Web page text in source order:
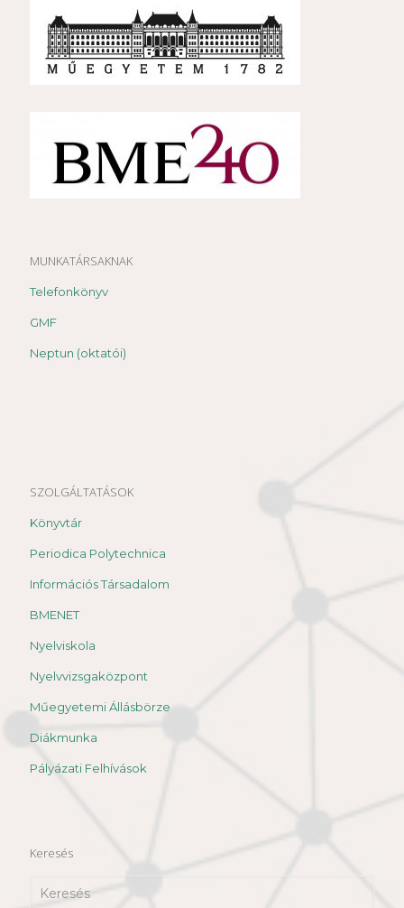
MUNKATÁRSAKNAK
Telefonkönyv
GMF
Neptun (oktatói)
SZOLGÁLTATÁSOK
Könyvtár
Periodica Polytechnica
Információs Társadalom
BMENET
Nyelviskola
Nyelvvizsgaközpont
Műegyetemi Állásbörze
Diákmunka
Pályázati Felhívások
Keresés